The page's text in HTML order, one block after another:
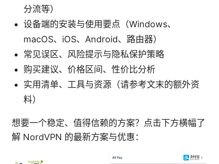
分流等）
设备端的安装与使用要点（Windows、
macOS、iOS、Android、路由器）
常见误区、风险提示与隐私保护策略
购买建议、价格区间、性价比分析
实用清单、工具与资源（请参考文末的额外资
料）
想要一个稳定、值得信赖的方案？点击下方横幅了
解 NordVPN 的最新方案与优惠：